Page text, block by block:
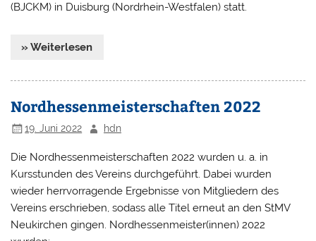
(BJCKM) in Duisburg (Nordrhein-Westfalen) statt.
» Weiterlesen
Nordhessenmeisterschaften 2022
19. Juni 2022 hdn
Die Nordhessenmeisterschaften 2022 wurden u. a. in
Kursstunden des Vereins durchgeführt. Dabei wurden
wieder herrvorragende Ergebnisse von Mitgliedern des
Vereins erschrieben, sodass alle Titel erneut an den StMV
Neukirchen gingen. Nordhessenmeister(innen) 2022